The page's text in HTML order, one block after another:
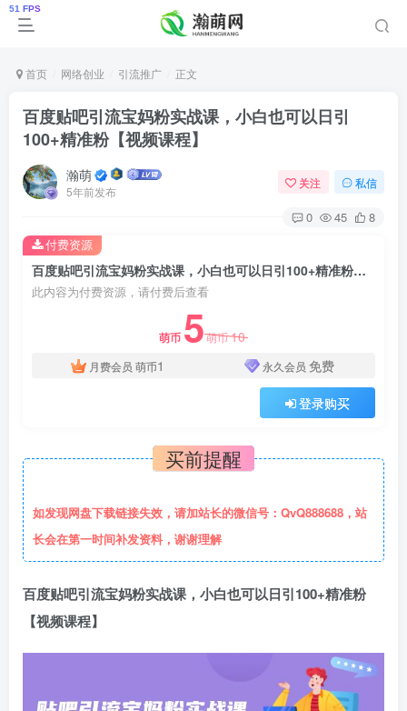
首页 网络创业 引流推广 正文
百度贴吧引流宝妈粉实战课，小白也可以日引
100+精准粉【视频课程】
瀚萌
5年前发布
关注 私信
0 45 8
百度贴吧引流宝妈粉实战课，小白也可以日引100+精准粉【视频课程】
此内容为付费资源，请付费后查看
萌币 5萌币10
月费会员 萌币1 永久会员 免费
登录购买
付费资源
买前提醒
如发现网盘下载链接失效，请加站长的微信号：QvQ888688，站
长会在第一时间补发资料，谢谢理解
百度贴吧引流宝妈粉实战课，小白也可以日引100+精准粉
【视频课程】